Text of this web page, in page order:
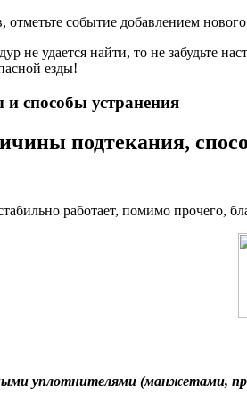
отметьте событие добавлением
не удается найти, то не забудьте
езды!
способы устранения
подтекания,
работает, помимо
уплотнителями (манжетами,